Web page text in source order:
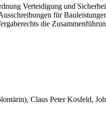
Verteidigung und
für
die
Claus Peter Kosfeld,